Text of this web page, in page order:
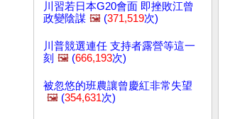
川習若日本G20會面 即挫敗江曾
政變陰謀 🖼️ (371,519次)
川普競選連任 支持者露營等這一
刻 🖼️ (666,193次)
被忽悠的班農讓曾慶紅非常失望
🖼️ (354,631次)